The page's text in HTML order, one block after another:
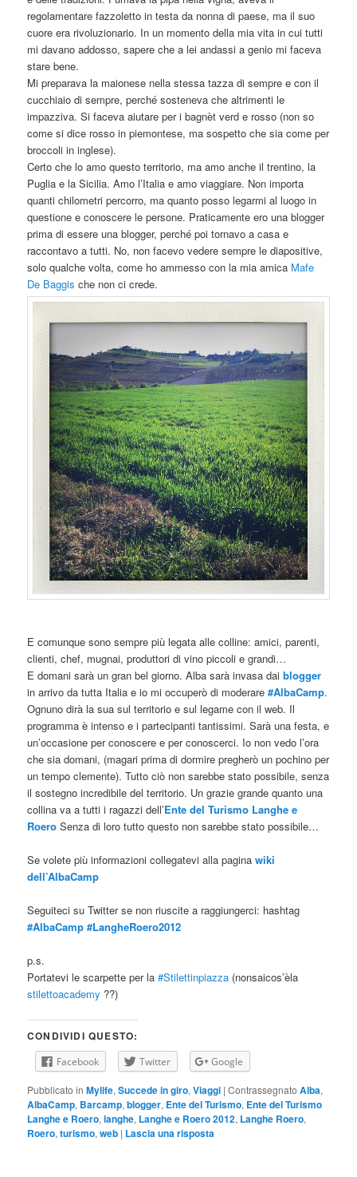
regolamentare fazzoletto in testa da nonna di paese, ma il suo
cuore era rivoluzionario. In un momento della mia vita in cui tutti
mi davano addosso, sapere che a lei andassi a genio mi faceva
stare bene.
Mi preparava la maionese nella stessa tazza di sempre e con il
cucchiaio di sempre, perché sosteneva che altrimenti le
impazziva. Si faceva aiutare per i bagnèt verd e rosso (non so
come si dice rosso in piemontese, ma sospetto che sia come per
broccoli in inglese).
Certo che lo amo questo territorio, ma amo anche il trentino, la
Puglia e la Sicilia. Amo l’Italia e amo viaggiare. Non importa
quanti chilometri percorro, ma quanto posso legarmi al luogo in
questione e conoscere le persone. Praticamente ero una blogger
prima di essere una blogger, perché poi tornavo a casa e
raccontavo a tutti. No, non facevo vedere sempre le diapositive,
solo qualche volta, come ho ammesso con la mia amica Mafe
De Baggis che non ci crede.
E comunque sono sempre più legata alle colline: amici, parenti,
clienti, chef, mugnai, produttori di vino piccoli e grandi…
E domani sarà un gran bel giorno. Alba sarà invasa daiblogger
in arrivo da tutta Italia e io mi occuperò di moderare#AlbaCamp.
Ognuno dirà la sua sul territorio e sul legame con il web. Il
programma è intenso e i partecipanti tantissimi. Sarà una festa, e
un’occasione per conoscere e per conoscerci. Io non vedo l’ora
che sia domani, (magari prima di dormire pregherò un pochino per
un tempo clemente). Tutto ciò non sarebbe stato possibile, senza
il sostegno incredibile del territorio. Un grazie grande quanto una
collina va a tutti i ragazzi dell’Ente del Turismo Langhe e
Roero Senza di loro tutto questo non sarebbe stato possibile…
Se volete più informazioni collegatevi alla paginawiki
dell’AlbaCamp
Seguiteci su Twitter se non riuscite a raggiungerci: hashtag
#AlbaCamp #LangheRoero2012
p.s.
Portatevi le scarpette per la#Stilettinpiazza (nonsaicos’èla
stilettoacademy ??)
CONDIVIDI QUESTO:
Facebook Twitter Google
Pubblicato in Mylife,Succede in giro,Viaggi |Contrassegnato Alba,
AlbaCamp, Barcamp,blogger, Ente del Turismo, Ente del Turismo
Langhe e Roero,langhe, Langhe e Roero 2012, Langhe Roero,
Roero,turismo,web | Lascia una risposta